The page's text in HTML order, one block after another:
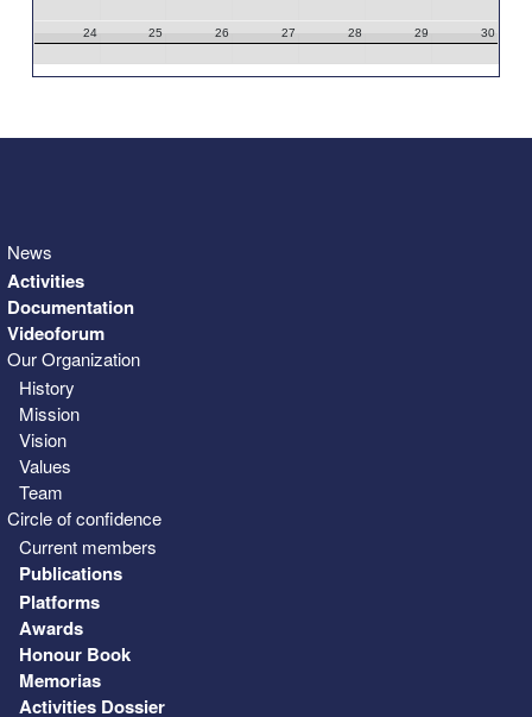
24 25 26 27 28 29 30
News
Activities
Documentation
Videoforum
Our Organization
History
Mission
Vision
Values
Team
Circle of confidence
Current members
Publications
Platforms
Awards
Honour Book
Memorias
Activities Dossier